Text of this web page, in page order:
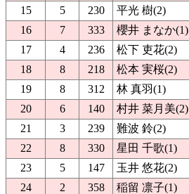
15
5 230 平光 樹(2)
16
7 333 櫻井 まなか(1)
17
4 236 松下 吏花(2)
18
8 218 松本 実桜(2)
19
8 312 林 真羽(1)
20
6 140 村井 菜月美(2)
21
3 239 難波 鈴(2)
22
8 330 星田 千歌(1)
23
5 147 玉井 悠花(2)
24
2 358 稲留 凛子(1)